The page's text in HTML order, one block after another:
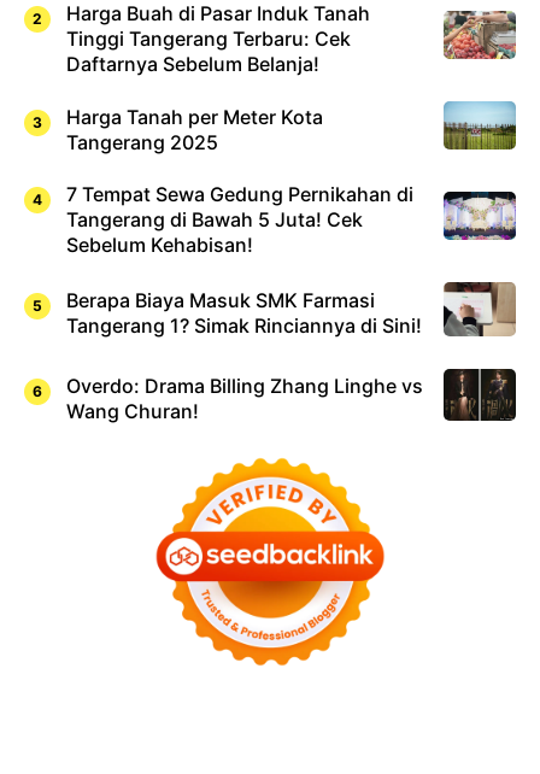
Harga Buah di Pasar Induk Tanah
Tinggi Tangerang Terbaru: Cek
Daftarnya Sebelum Belanja!
Harga Tanah per Meter Kota
Tangerang 2025
7 Tempat Sewa Gedung Pernikahan di
Tangerang di Bawah 5 Juta! Cek
Sebelum Kehabisan!
Berapa Biaya Masuk SMK Farmasi
Tangerang 1? Simak Rinciannya di Sini!
Overdo: Drama Billing Zhang Linghe vs
Wang Churan!